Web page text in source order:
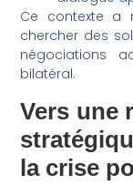
Ce contexte a
chercher des
négociations
bilatéral.
Vers une
la crise